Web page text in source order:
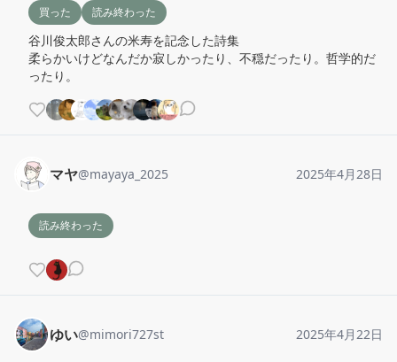
買った 読み終わった
谷川俊太郎さんの米寿を記念した詩集
柔らかいけどなんだか寂しかったり、不穏だったり。哲学的だ
ったり。
マヤ@mayaya_2025 2025年4月28日
読み終わった
ゆい@mimori727st 2025年4月22日